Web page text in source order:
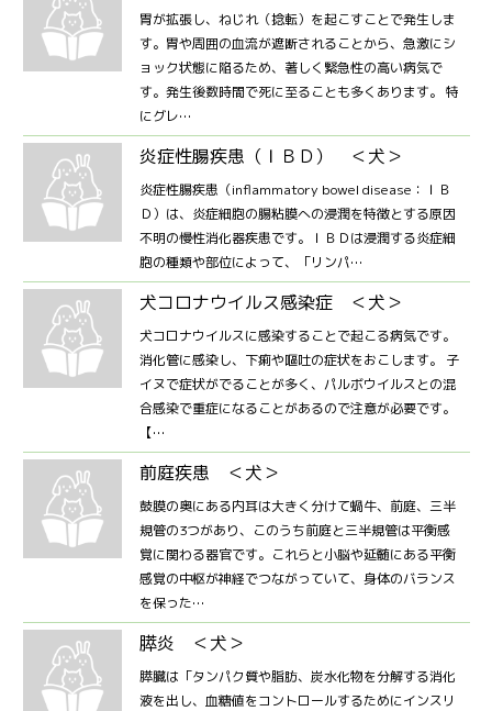
胃が拡張し、ねじれ（捻転）を起こすことで発生しま
す。胃や周囲の血流が遮断されることから、急激にシ
ョック状態に陥るため、著しく緊急性の高い病気で
す。発生後数時間で死に至ることも多くあります。 特
にグレ…
炎症性腸疾患（ＩＢＤ） ＜犬＞
炎症性腸疾患（inflammatory bowel disease：ＩＢ
Ｄ）は、炎症細胞の腸粘膜への浸潤を特徴とする原因
不明の慢性消化器疾患です。ＩＢＤは浸潤する炎症細
胞の種類や部位によって、「リンパ…
犬コロナウイルス感染症 ＜犬＞
犬コロナウイルスに感染することで起こる病気です。
消化管に感染し、下痢や嘔吐の症状をおこします。 子
イヌで症状がでることが多く、パルボウイルスとの混
合感染で重症になることがあるので注意が必要です。
【…
前庭疾患 ＜犬＞
鼓膜の奥にある内耳は大きく分けて蝸牛、前庭、三半
規管の3つがあり、このうち前庭と三半規管は平衡感
覚に関わる器官です。これらと小脳や延髄にある平衡
感覚の中枢が神経でつながっていて、身体のバランス
を保った…
膵炎 ＜犬＞
膵臓は「タンパク質や脂肪、炭水化物を分解する消化
液を出し、血糖値をコントロールするためにインスリ